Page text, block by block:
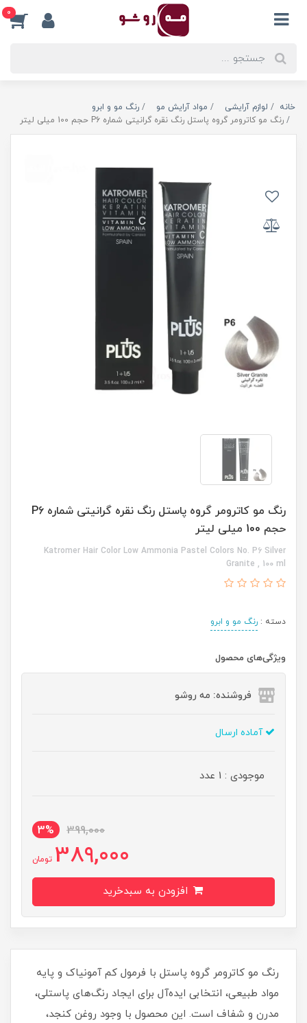
0
خانه لوازم آرایشی مواد آرایش مو
رنگ مو و ابرو
رنگ مو کاترومر گروه پاستل رنگ نقره گرانیتی شماره P6 حجم 100 میلی لیتر
رنگ مو کاترومر گروه پاستل رنگ نقره گرانیتی شماره P6
حجم 100 میلی لیتر
Katromer Hair Color Low Ammonia Pastel Colors No. P6 Silver
Granite , 100 ml
دسته : رنگ مو و ابرو
ویژگی‌های محصول
فروشنده: مه رو‌شو
آماده ارسال
موجودی : 1 عدد
399,000
3%
389,000 تومان
رنگ مو کاترومر گروه پاستل با فرمول کم‌ آمونیاک و پایه
مواد طبیعی، انتخابی ایده‌آل برای ایجاد رنگ‌های پاستلی،
مدرن و شفاف است. این محصول با وجود روغن کنجد،